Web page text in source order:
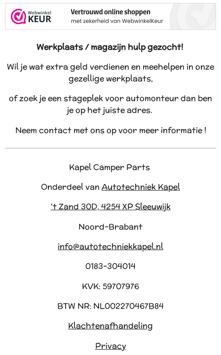
Werkplaats / magazijn hulp gezocht!
Wil je wat extra geld verdienen en meehelpen in onze
gezellige werkplaats,
of zoek je een stageplek voor automonteur dan ben
je op het juiste adres.
Neem contact met ons op voor meer informatie !
Kapel Camper Parts
Onderdeel van Autotechniek Kapel
't Zand 30D, 4254 XP Sleeuwijk
Noord-Brabant
info@autotechniekkapel.nl
0183-304014
KVK: 59707976
BTW NR: NL002270467B84
Klachtenafhandeling
Privacy